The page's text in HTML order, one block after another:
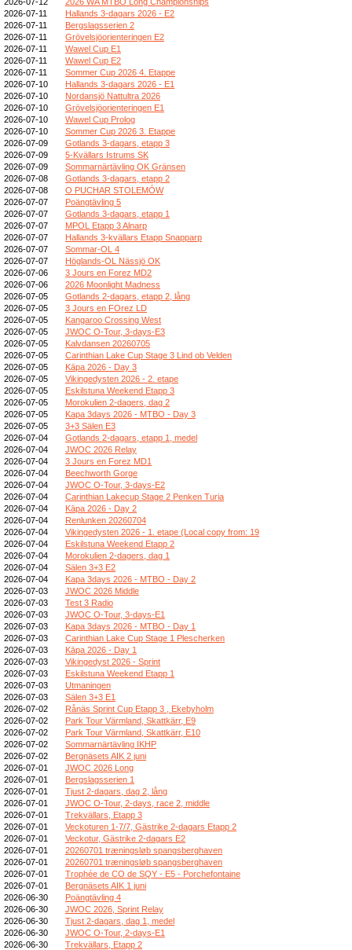
2026-07-11
Hallands 3-dagars 2026 - E2
2026-07-11
Bergslagsserien 2
2026-07-11
Grövelsjöorienteringen E2
2026-07-11
Wawel Cup E1
2026-07-11
Wawel Cup E2
2026-07-11
Sommer Cup 2026 4. Etappe
2026-07-10
Hallands 3-dagars 2026 - E1
2026-07-10
Nordansjö Nattultra 2026
2026-07-10
Grövelsjöorienteringen E1
2026-07-10
Wawel Cup Prolog
2026-07-10
Sommer Cup 2026 3. Etappe
2026-07-09
Gotlands 3-dagars, etapp 3
2026-07-09
5-Kvällars Istrums SK
2026-07-09
Sommarnärtävling OK Gränsen
2026-07-08
Gotlands 3-dagars, etapp 2
2026-07-08
O PUCHAR STOLEMÓW
2026-07-07
Poängtävling 5
2026-07-07
Gotlands 3-dagars, etapp 1
2026-07-07
MPOL Etapp 3 Alnarp
2026-07-07
Hallands 3-kvällars Etapp Snapparp
2026-07-07
Sommar-OL 4
2026-07-07
Höglands-OL Nässjö OK
2026-07-06
3 Jours en Forez MD2
2026-07-06
2026 Moonlight Madness
2026-07-05
Gotlands 2-dagars, etapp 2, lång
2026-07-05
3 Jours en FOrez LD
2026-07-05
Kangaroo Crossing West
2026-07-05
JWOC O-Tour, 3-days-E3
2026-07-05
Kalvdansen 20260705
2026-07-05
Carinthian Lake Cup Stage 3 Lind ob Velden
2026-07-05
Kāpa 2026 - Day 3
2026-07-05
Vikingedysten 2026 - 2. etape
2026-07-05
Eskilstuna Weekend Etapp 3
2026-07-05
Morokulien 2-dagers, dag 2
2026-07-05
Kapa 3days 2026 - MTBO - Day 3
2026-07-05
3+3 Sälen E3
2026-07-04
Gotlands 2-dagars, etapp 1, medel
2026-07-04
JWOC 2026 Relay
2026-07-04
3 Jours en Forez MD1
2026-07-04
Beechworth Gorge
2026-07-04
JWOC O-Tour, 3-days-E2
2026-07-04
Carinthian Lakecup Stage 2 Penken Turia
2026-07-04
Kāpa 2026 - Day 2
2026-07-04
Renlunken 20260704
2026-07-04
Vikingedysten 2026 - 1. etape (Local copy from: 19
2026-07-04
Eskilstuna Weekend Etapp 2
2026-07-04
Morokulien 2-dagers, dag 1
2026-07-04
Sälen 3+3 E2
2026-07-04
Kapa 3days 2026 - MTBO - Day 2
2026-07-03
JWOC 2026 Middle
2026-07-03
Test 3 Radio
2026-07-03
JWOC O-Tour, 3-days-E1
2026-07-03
Kapa 3days 2026 - MTBO - Day 1
2026-07-03
Carinthian Lake Cup Stage 1 Plescherken
2026-07-03
Kāpa 2026 - Day 1
2026-07-03
Vikingedyst 2026 - Sprint
2026-07-03
Eskilstuna Weekend Etapp 1
2026-07-03
Utmaningen
2026-07-03
Sälen 3+3 E1
2026-07-02
Rånäs Sprint Cup Etapp 3 , Ekebyholm
2026-07-02
Park Tour Värmland, Skattkärr, E9
2026-07-02
Park Tour Värmland, Skattkärr, E10
2026-07-02
Sommarnärtävling IKHP
2026-07-02
Bergnäsets AIK 2 juni
2026-07-01
JWOC 2026 Long
2026-07-01
Bergslagsserien 1
2026-07-01
Tjust 2-dagars, dag 2, lång
2026-07-01
JWOC O-Tour, 2-days, race 2, middle
2026-07-01
Trekvällars, Etapp 3
2026-07-01
Veckoturen 1-7/7, Gästrike 2-dagars Etapp 2
2026-07-01
Veckotur, Gästrike 2-dagars E2
2026-07-01
20260701 træningsløb spangsberghaven
2026-07-01
20260701 træningsløb spangsberghaven
2026-07-01
Trophée de CO de SQY - E5 - Porchefontaine
2026-07-01
Bergnäsets AIK 1 juni
2026-06-30
Poängtävling 4
2026-06-30
JWOC 2026, Sprint Relay
2026-06-30
Tjust 2-dagars, dag 1, medel
2026-06-30
JWOC O-Tour, 2-days-E1
2026-06-30
Trekvällars, Etapp 2